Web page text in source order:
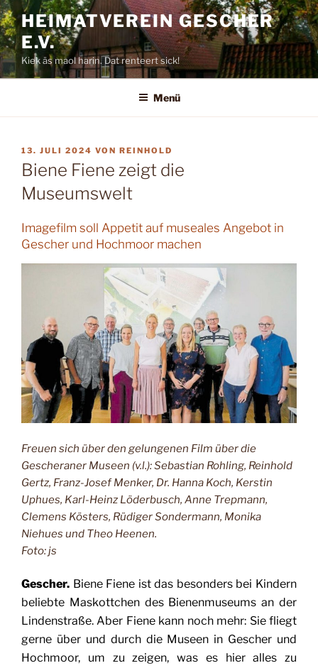
Zum
Inhalt
springen
HEIMATVEREIN GESCHER
E.V.
Kiek äs maol harin. Dat renteert sick!
Menü
VERÖFFENTLICHT
AM
13. JULI 2024 VON REINHOLD
Biene Fiene zeigt die
Museumswelt
Imagefilm soll Appetit auf museales Angebot in
Gescher und Hochmoor machen
Freuen sich über den gelungenen Film über die
Gescheraner Museen (v.l.): Sebastian Rohling, Reinhold
Gertz, Franz-Josef Menker, Dr. Hanna Koch, Kerstin
Uphues, Karl-Heinz Löderbusch, Anne Trepmann,
Clemens Kösters, Rüdiger Sondermann, Monika
Niehues und Theo Heenen.
Foto: js
Gescher. Biene Fiene ist das besonders bei Kindern
beliebte Maskottchen des Bienenmuseums an der
Lindenstraße. Aber Fiene kann noch mehr: Sie fliegt
gerne über und durch die Museen in Gescher und
Hochmoor, um zu zeigen, was es hier alles zu